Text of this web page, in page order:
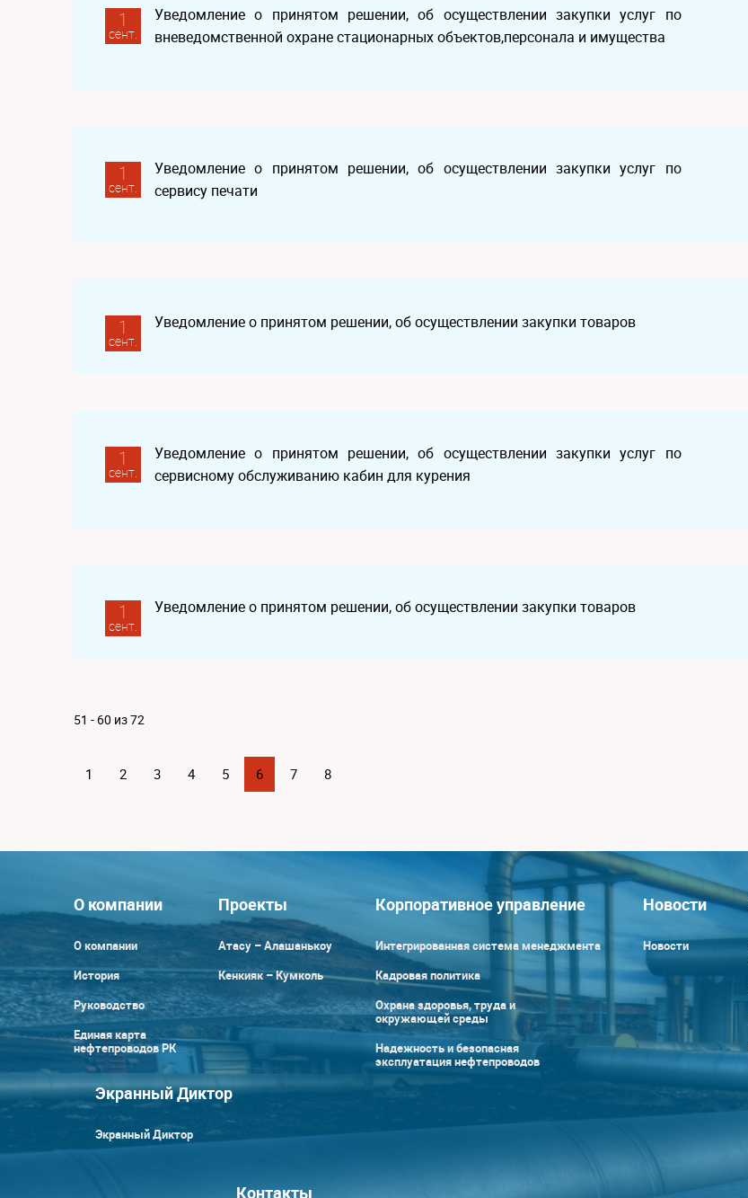
1
сент.
Уведомление о принятом решении, об осуществлении закупки услуг по
вневедомственной охране стационарных объектов,персонала и имущества
1
сент.
Уведомление о принятом решении, об осуществлении закупки услуг по
сервису печати
1
сент.
Уведомление о принятом решении, об осуществлении закупки товаров
1
сент.
Уведомление о принятом решении, об осуществлении закупки услуг по
сервисному обслуживанию кабин для курения
1
сент.
Уведомление о принятом решении, об осуществлении закупки товаров
51 - 60 из 72
1 2 3 4 5 6 7 8
О компании
О компании
История
Руководство
Единая карта
нефтепроводов РК
Проекты
Атасу – Алашанькоу
Кенкияк – Кумколь
Корпоративное управление
Интегрированная система менеджмента
Кадровая политика
Охрана здоровья, труда и
окружающей среды
Надежность и безопасная
эксплуатация нефтепроводов
Новости
Новости
Экранный Диктор
Экранный Диктор
Контакты